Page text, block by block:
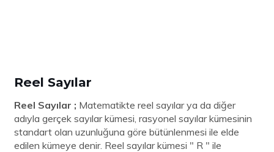
Reel Sayılar
Reel Sayılar ; Matematikte reel sayılar ya da diğer
adıyla gerçek sayılar kümesi, rasyonel sayılar kümesinin
standart olan uzunluğuna göre bütünlenmesi ile elde
edilen kümeye denir. Reel sayılar kümesi " R " ile